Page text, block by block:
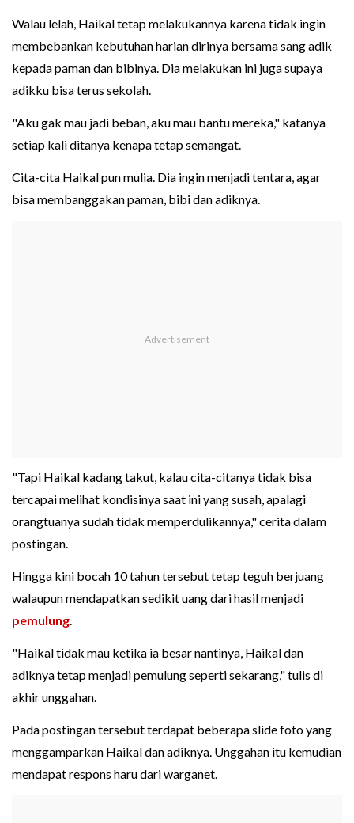
Walau lelah, Haikal tetap melakukannya karena tidak ingin
membebankan kebutuhan harian dirinya bersama sang adik
kepada paman dan bibinya. Dia melakukan ini juga supaya
adikku bisa terus sekolah.
"Aku gak mau jadi beban, aku mau bantu mereka," katanya
setiap kali ditanya kenapa tetap semangat.
Cita-cita Haikal pun mulia. Dia ingin menjadi tentara, agar
bisa membanggakan paman, bibi dan adiknya.
"Tapi Haikal kadang takut, kalau cita-citanya tidak bisa
tercapai melihat kondisinya saat ini yang susah, apalagi
orangtuanya sudah tidak memperdulikannya," cerita dalam
postingan.
Hingga kini bocah 10 tahun tersebut tetap teguh berjuang
walaupun mendapatkan sedikit uang dari hasil menjadi
pemulung.
"Haikal tidak mau ketika ia besar nantinya, Haikal dan
adiknya tetap menjadi pemulung seperti sekarang," tulis di
akhir unggahan.
Pada postingan tersebut terdapat beberapa slide foto yang
menggamparkan Haikal dan adiknya. Unggahan itu kemudian
mendapat respons haru dari warganet.